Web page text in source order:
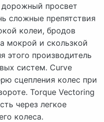
просвет
сложные препятствия
колеи, бродов
мокрой и скользкой
этого производитель
систем. Curve
сцепления колес при
Torque Vectoring
через легкое
колеса.